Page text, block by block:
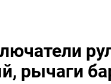
рычаги